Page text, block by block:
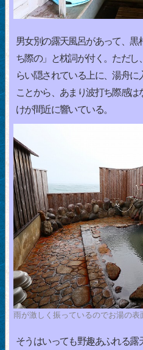
男女別の露天風呂があって、
ち際の」と枕詞が付く。ただ
らい隠されている上に、湯舟
ことから、あまり波打ち際感
けが間近に響いている。
雨が激しく振っているのでお湯の表
そうはいっても野趣あふれる